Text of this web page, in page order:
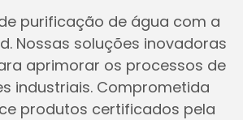
purificação de água com a
Nossas soluções inovadoras
aprimorar os processos de
industriais. Comprometida
produtos certificados pela